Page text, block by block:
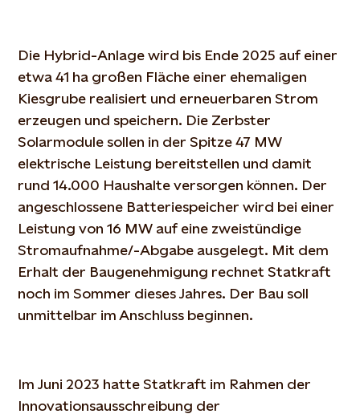
Die Hybrid-Anlage wird bis Ende 2025 auf einer
etwa 41 ha großen Fläche einer ehemaligen
Kiesgrube realisiert und erneuerbaren Strom
erzeugen und speichern. Die Zerbster
Solarmodule sollen in der Spitze 47 MW
elektrische Leistung bereitstellen und damit
rund 14.000 Haushalte versorgen können. Der
angeschlossene Batteriespeicher wird bei einer
Leistung von 16 MW auf eine zweistündige
Stromaufnahme/-Abgabe ausgelegt. Mit dem
Erhalt der Baugenehmigung rechnet Statkraft
noch im Sommer dieses Jahres. Der Bau soll
unmittelbar im Anschluss beginnen.
Im Juni 2023 hatte Statkraft im Rahmen der
Innovationsausschreibung der